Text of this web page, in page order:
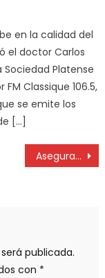
en la calidad del
el doctor Carlos
Platense
Classique 106.5,
se emite los
[…]
Aseguran que los vecinos no toman conciencia de la importancia del arbolado
publicada.
con *